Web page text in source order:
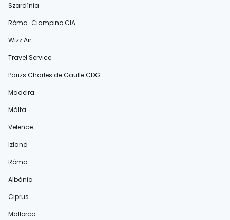
Szardínia
Róma-Ciampino CIA
Wizz Air
Travel Service
Párizs Charles de Gaulle CDG
Madeira
Málta
Velence
Izland
Róma
Albánia
Ciprus
Mallorca